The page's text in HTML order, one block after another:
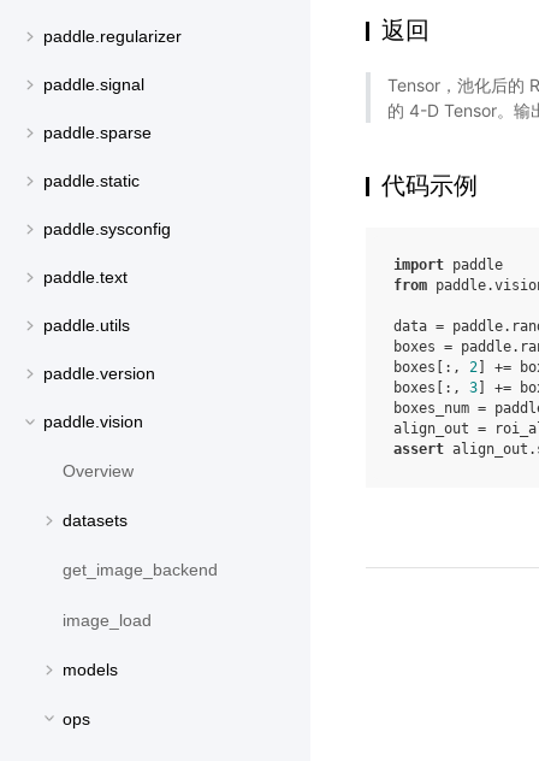
paddle.regularizer
paddle.signal
paddle.sparse
paddle.static
paddle.sysconfig
paddle.text
paddle.utils
paddle.version
paddle.vision
Overview
datasets
get_image_backend
image_load
models
ops
返回
Tensor，池化后的
的 4-D Tensor。输
代码示例
import paddle
from
data = paddle.
boxes = paddle.
boxes [:, 2 +=
boxes [:, 3 +=
boxes_num =
align_out =
assert align_out .